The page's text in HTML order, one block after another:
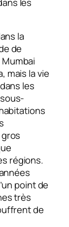
la
de
mais la vie
les
régions.
point de
très
de